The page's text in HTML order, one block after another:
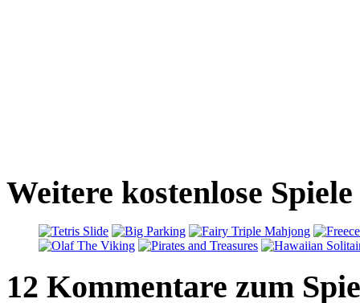
Weitere kostenlose
12 Kommentare zum